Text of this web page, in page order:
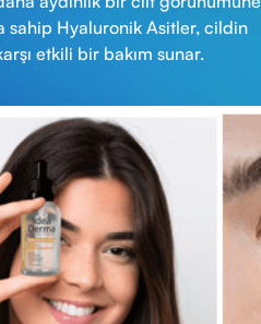
sahip Hyaluronik Asitler, cildin
etkili bir bakım sunar.